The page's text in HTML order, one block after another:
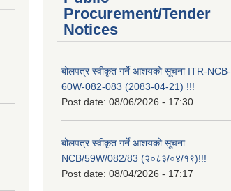
Procurement/Tender
Notices
बोलपत्र स्वीकृत गर्ने आशयको सूचना ITR-NCB-
60W-082-083 (2083-04-21) !!!
Post date: 08/06/2026 - 17:30
बोलपत्र स्वीकृत गर्ने आशयको सूचना
NCB/59W/082/83 (२०८३/०४/१९)!!!
Post date: 08/04/2026 - 17:17